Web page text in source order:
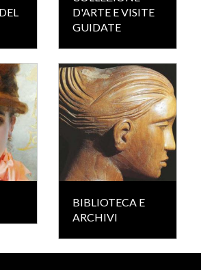
D'ARTE E VISITE
GUIDATE
BIBLIOTECA E
ARCHIVI